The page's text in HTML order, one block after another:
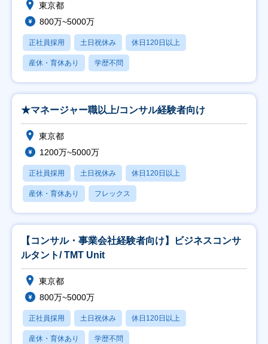
東京都
800万~5000万
正社員採用 土日祝休み 休日120日以上
産休・育休あり 学歴不問
★マネージャー職以上/コンサル経験者向け
東京都
1200万~5000万
正社員採用 土日祝休み 休日120日以上
産休・育休あり フレックス
【コンサル・事業会社経験者向け】ビジネスコンサ
ルタント/ TMT Unit
東京都
800万~5000万
正社員採用 土日祝休み 休日120日以上
産休・育休あり 学歴不問